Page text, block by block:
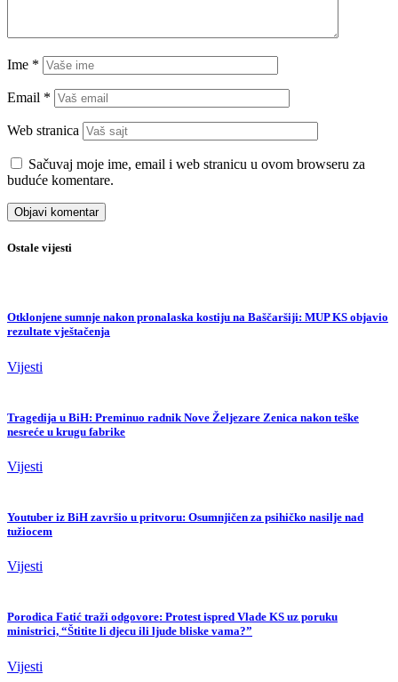
Ime *
Email *
Web stranica
Sačuvaj moje ime, email i web stranicu u ovom browseru za
buduće komentare.
Ostale vijesti
Otklonjene sumnje nakon pronalaska kostiju na Baščaršiji: MUP KS objavio
rezultate vještačenja
Vijesti
Tragedija u BiH: Preminuo radnik Nove Željezare Zenica nakon teške
nesreće u krugu fabrike
Vijesti
Youtuber iz BiH završio u pritvoru: Osumnjičen za psihičko nasilje nad
tužiocem
Vijesti
Porodica Fatić traži odgovore: Protest ispred Vlade KS uz poruku
ministrici, “Štitite li djecu ili ljude bliske vama?”
Vijesti